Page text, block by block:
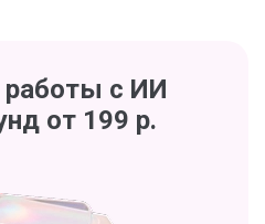
работы с ИИ
от 199 р.